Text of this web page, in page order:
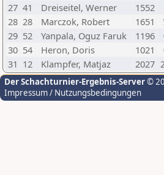
27 41 Dreiseitel, Werner 1552
28 28 Marczok, Robert 1651
29 52 Yanpala, Oguz Faruk 1196
30 54 Heron, Doris 1021
31 12 Klampfer, Matjaz 2027
Der Schachturnier-Ergebnis-Server©
Impressum / Nutzungsbedingungen